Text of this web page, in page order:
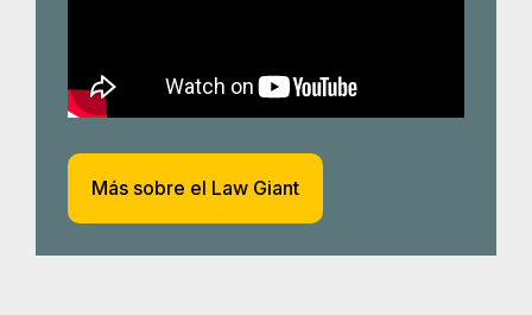
Más sobre el Law Giant